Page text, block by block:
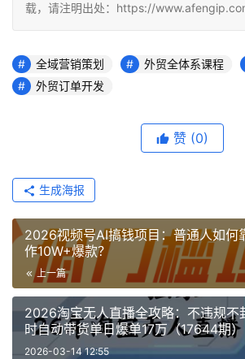
载，请注明出处：https://
全域营销策划 外贸全体系课程
外贸订单开发
赞 (0)
生成海报
2026视频号AI搞钱项目：普通人如何
作10W+爆款？
上一篇
2026淘宝无人直播全攻略：不违规不
时自动带货单日爆单17万（17644期）
2026-03-14 12:55